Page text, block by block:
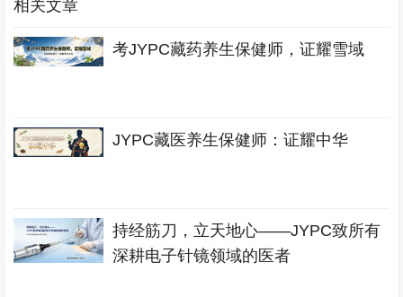
相关文章
考JYPC藏药养生保健师，证耀雪域
JYPC藏医养生保健师：证耀中华
持经筋刀，立天地心——JYPC致所有
深耕电子针镜领域的医者